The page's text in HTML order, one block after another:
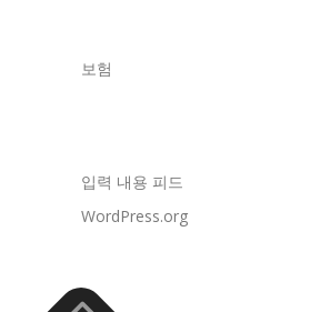
보험
입력 내용 피드
WordPress.org